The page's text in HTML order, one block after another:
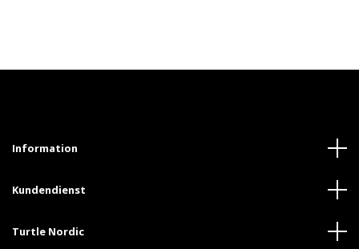
Information
Kundendienst
Turtle Nordic